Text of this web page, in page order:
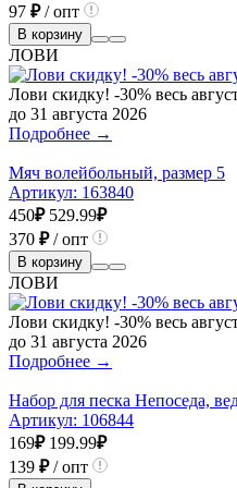
97 ₽/ опт
В корзину
ЛОВИ
Лови скидку! -30% весь
до 31 августа 2026
Подробнее →
Мяч волейбольный, размер 5
Артикул: 163840
450₽ 529.99₽
370 ₽/ опт
В корзину
ЛОВИ
Лови скидку! -30% весь
до 31 августа 2026
Подробнее →
Набор для песка Непоседа,
Артикул: 106844
169₽ 199.99₽
139 ₽/ опт